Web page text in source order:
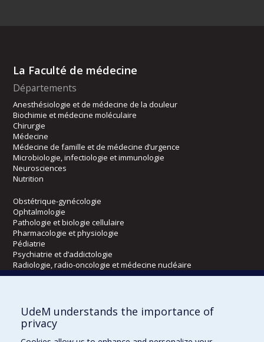
La Faculté de médecine
Départements
Anesthésiologie et de médecine de la douleur
Biochimie et médecine moléculaire
Chirurgie
Médecine
Médecine de famille et de médecine d’urgence
Microbiologie, infectiologie et immunologie
Neurosciences
Nutrition
Obstétrique-gynécologie
Ophtalmologie
Pathologie et biologie cellulaire
Pharmacologie et physiologie
Pédiatrie
Psychiatrie et d’addictologie
Radiologie, radio-oncologie et médecine nucléaire
Écoles
Kinésiologie et des sciences de l’activité physique
Orthophonie et audiologie
UdeM understands the importance of
privacy